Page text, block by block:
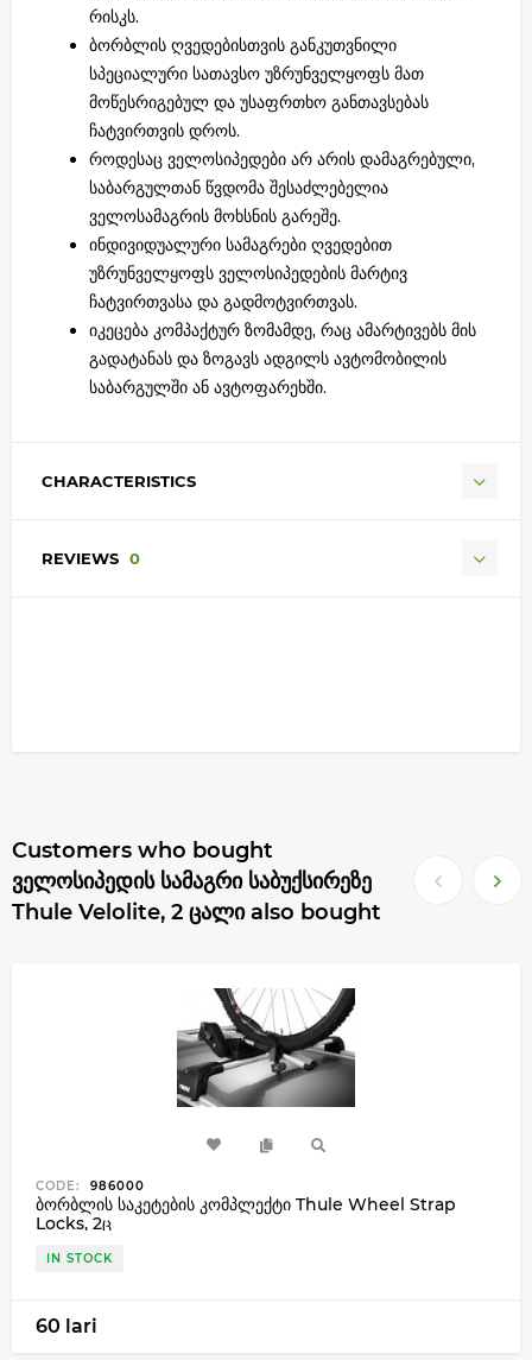
რისკს.
ბორბლის ღვედებისთვის განკუთვნილი
სპეციალური სათავსო უზრუნველყოფს მათ
მოწესრიგებულ და უსაფრთხო განთავსებას
ჩატვირთვის დროს.
როდესაც ველოსიპედები არ არის დამაგრებული,
საბარგულთან წვდომა შესაძლებელია
ველოსამაგრის მოხსნის გარეშე.
ინდივიდუალური სამაგრები ღვედებით
უზრუნველყოფს ველოსიპედების მარტივ
ჩატვირთვასა და გადმოტვირთვას.
იკეცება კომპაქტურ ზომამდე, რაც ამარტივებს მის
გადატანას და ზოგავს ადგილს ავტომობილის
საბარგულში ან ავტოფარეხში.
CHARACTERISTICS
REVIEWS 0
Customers who bought
ველოსიპედის სამაგრი საბუქსირეზე
Thule Velolite, 2 ცალი also bought
CODE: 986000
ბორბლის საკეტების კომპლექტი Thule Wheel Strap
Locks, 2ც
IN STOCK
60 lari